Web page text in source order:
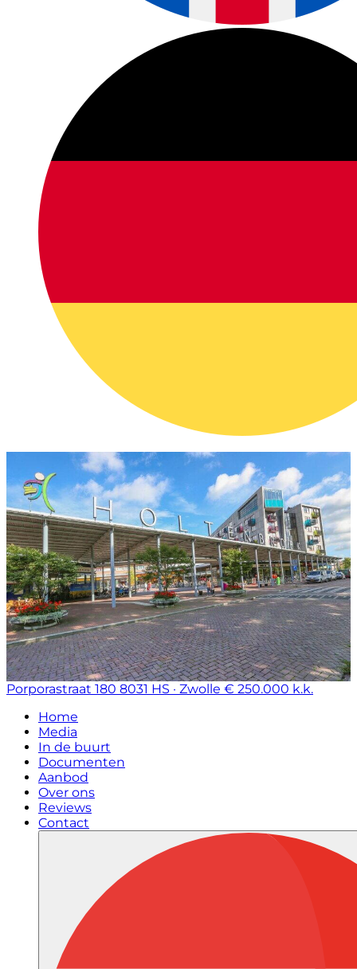
Porporastraat 180 8031 HS · Zwolle € 250.000 k.k.
Home
Media
In de buurt
Documenten
Aanbod
Over ons
Reviews
Contact